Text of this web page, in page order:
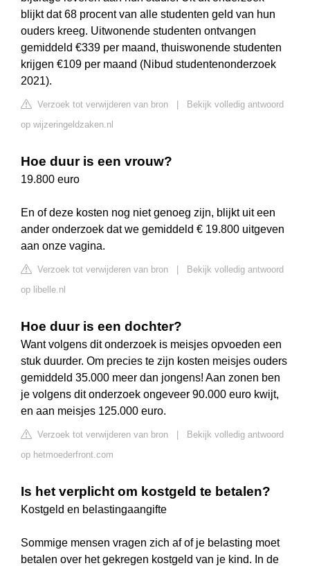
blijkt dat 68 procent van alle studenten geld van hun
ouders kreeg. Uitwonende studenten ontvangen
gemiddeld €339 per maand, thuiswonende studenten
krijgen €109 per maand (Nibud studentenonderzoek
2021).
Verzoek tot verwijderen van bron
Bekijk volledig antwoord
op wijzeringeldzaken.nl
Hoe duur is een vrouw?
19.800 euro
En of deze kosten nog niet genoeg zijn, blijkt uit een
ander onderzoek dat we gemiddeld € 19.800 uitgeven
aan onze vagina.
Verzoek tot verwijderen van bron
Bekijk volledig antwoord
op libelle.nl
Hoe duur is een dochter?
Want volgens dit onderzoek is meisjes opvoeden een
stuk duurder. Om precies te zijn kosten meisjes ouders
gemiddeld 35.000 meer dan jongens! Aan zonen ben
je volgens dit onderzoek ongeveer 90.000 euro kwijt,
en aan meisjes 125.000 euro.
Verzoek tot verwijderen van bron
Bekijk volledig antwoord
op hetmoederfront.com
Is het verplicht om kostgeld te betalen?
Kostgeld en belastingaangifte
Sommige mensen vragen zich af of je belasting moet
betalen over het gekregen kostgeld van je kind. In de